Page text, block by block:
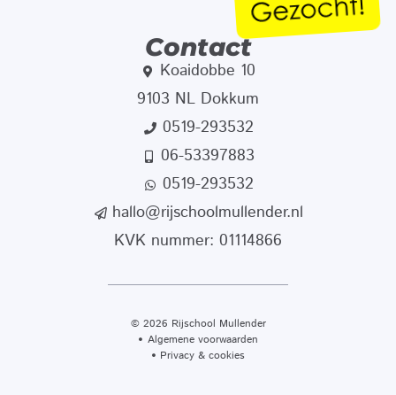
Contact
Koaidobbe 10
9103 NL Dokkum
0519-293532
06-53397883
0519-293532
hallo@rijschoolmullender.nl
KVK nummer: 01114866
© 2026 Rijschool Mullender
Algemene voorwaarden
Privacy & cookies